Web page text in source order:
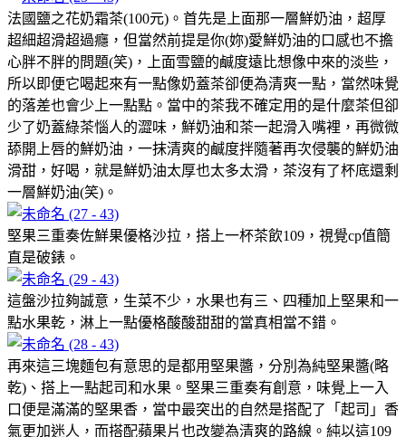
法國鹽之花奶霜茶(100元)。首先是上面那一層鮮奶油，超厚
超細超滑超過癮，但當然前提是你(妳)愛鮮奶油的口感也不擔
心胖不胖的問題(笑)，上面雪鹽的鹹度遠比想像中來的淡些，
所以即便它喝起來有一點像奶蓋茶卻便為清爽一點，當然味覺
的落差也會少上一點點。當中的茶我不確定用的是什麼茶但卻
少了奶蓋綠茶惱人的澀味，鮮奶油和茶一起滑入嘴裡，再微微
舔開上唇的鮮奶油，一抹清爽的鹹度拌隨著再次侵襲的鮮奶油
滑甜，好喝，就是鮮奶油太厚也太多太滑，茶沒有了杯底還剩
一層鮮奶油(笑)。
堅果三重奏佐鮮果優格沙拉，搭上一杯茶飲109，視覺cp值簡
直是破錶。
這盤沙拉夠誠意，生菜不少，水果也有三、四種加上堅果和一
點水果乾，淋上一點優格酸酸甜甜的當真相當不錯。
再來這三塊麵包有意思的是都用堅果醬，分別為純堅果醬(略
乾)、搭上一點起司和水果。堅果三重奏有創意，味覺上一入
口便是滿滿的堅果香，當中最突出的自然是搭配了「起司」香
氣更加迷人，而搭配蘋果片也改變為清爽的路線。純以這109